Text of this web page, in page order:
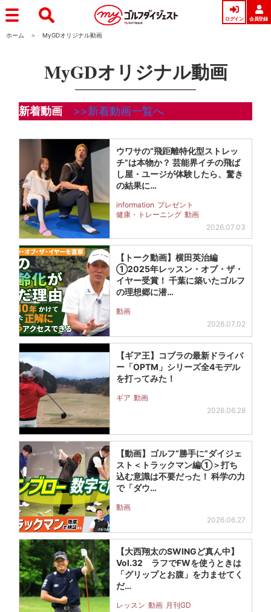
ログイン 会員登録
ホーム MyGDオリジナル動画
MyGDオリジナル動画
新着動画 >>新着動画一覧へ
ウワサの“飛距離特化型ストレッ
チ”は本物か？ 芸能界イチの飛ば
し屋・ユージが体験したら、驚き
の結果に…
information プレゼント
健康・トレーニング 動画
2026.07.03
【トーク動画】横田英治編
①2025年レッスン・オブ・ザ・
イヤー受賞！ 千葉に築いたゴルフ
の理想郷に潜…
動画
2026.07.02
【ギア王】コブラの最新ドライバ
ー「OPTM」シリーズ全4モデル
を打ってみた！
ギア 動画
2026.06.28
【動画】ゴルフ“勝手に”ダイジェ
スト＜トラックマン編①＞打ち
込む意識は不要だった！ 科学の力
で「ダウ…
動画
2026.06.27
【大西翔太のSWINGど真ん中】
Vol.32 ラフでFWを使うときは
「グリップとお腹」を力ませてく
だ…
レッスン 動画 月刊GD